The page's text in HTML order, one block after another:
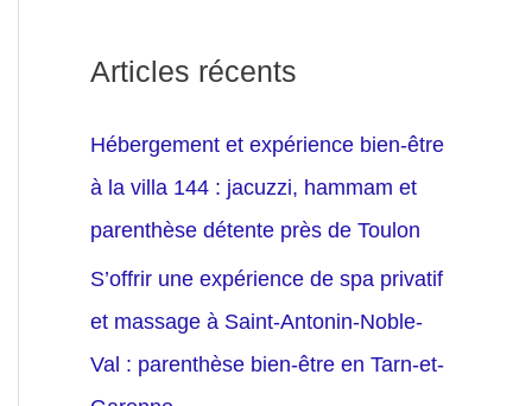
Articles récents
Hébergement et expérience bien-être
à la villa 144 : jacuzzi, hammam et
parenthèse détente près de Toulon
S’offrir une expérience de spa privatif
et massage à Saint-Antonin-Noble-
Val : parenthèse bien-être en Tarn-et-